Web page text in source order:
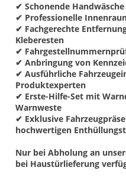
✔ Schonende
✔ Professionelle
✔ Fachgerechte
Kleberesten
✔
✔ Anbringung von
✔ Ausführliche
Produktexperten
✔ Erste-Hilfe-Set mit
Warnweste
✔ Exklusive
hochwertigen
Nur bei Abholung an
bei Haustürlieferung